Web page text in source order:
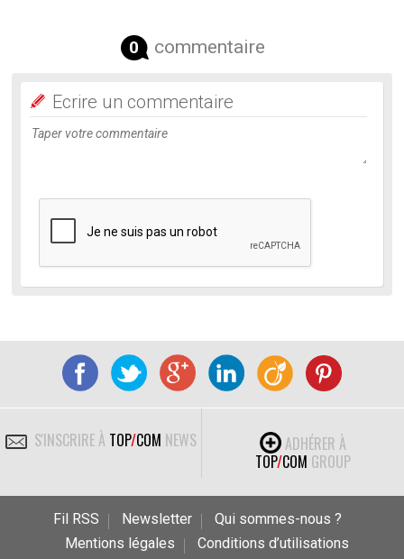
0 commentaire
Ecrire un commentaire
S'INSCRIRE À TOP/COM NEWS
ADHÉRER À
TOP/COM GROUP
Fil RSS Newsletter
Qui sommes-nous ?
Mentions légales
Conditions d’utilisations